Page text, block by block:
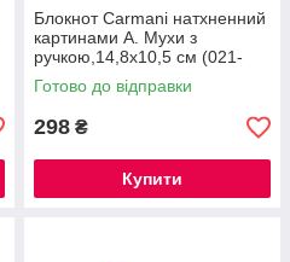
Блокнот Carmani натхненний
картинами А. Мухи з
ручкою,14,8х10,5 см (021-
5096)
Готово до відправки
298 ₴
Купити